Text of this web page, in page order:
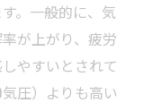
。一般的に、気
が上がり、疲労
やすいとされて
圧）よりも高い